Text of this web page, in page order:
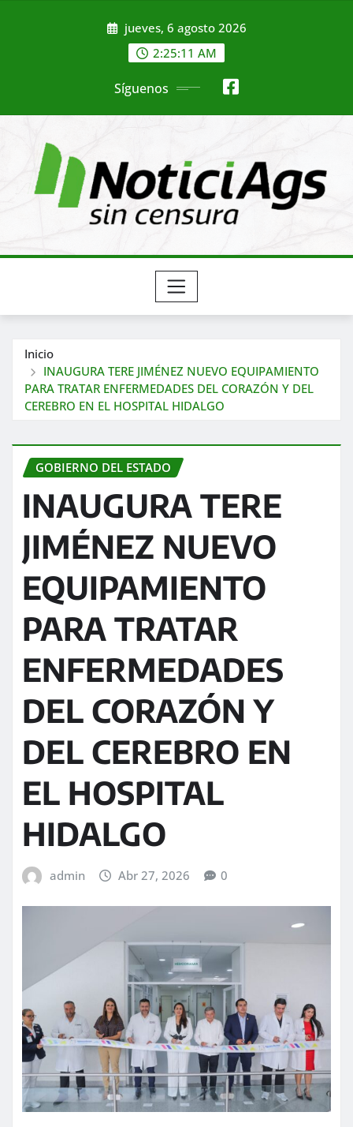
jueves, 6 agosto 2026
2:25:13 AM
Síguenos
Inicio
INAUGURA TERE JIMÉNEZ NUEVO EQUIPAMIENTO
PARA TRATAR ENFERMEDADES DEL CORAZÓN Y DEL
CEREBRO EN EL HOSPITAL HIDALGO
GOBIERNO DEL ESTADO
INAUGURA TERE
JIMÉNEZ NUEVO
EQUIPAMIENTO
PARA TRATAR
ENFERMEDADES
DEL CORAZÓN Y
DEL CEREBRO EN
EL HOSPITAL
HIDALGO
admin Abr 27, 2026 0